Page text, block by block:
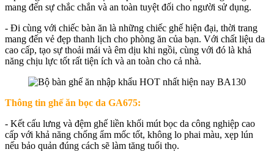
mang đến sự chắc chắn và an toàn tuyệt đối cho người sử dụng.
- Đi cùng với chiếc bàn ăn là những chiếc ghế hiện đại, thời trang
mang đến vẻ đẹp thanh lịch cho phòng ăn của bạn. Với chất liệu da
cao cấp, tạo sự thoải mái và êm dịu khi ngồi, cùng với đó là khả
năng chịu lực tốt rất tiện ích và an toàn cho cả nhà.
Thông tin ghế ăn bọc da GA675:
- Kết cấu lưng và đệm ghế liền khối mút bọc da công nghiệp cao
cấp với khả năng chống ẩm mốc tốt, không lo phai màu, xẹp lún
nếu bảo quản đúng cách sẽ làm tăng tuổi thọ.